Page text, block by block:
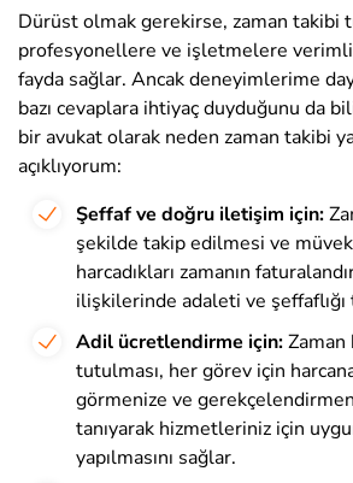
Dürüst olmak gerekirse, zaman takibi
profesyonellere ve işletmelere
fayda sağlar. Ancak deneyimlerime
bazı cevaplara ihtiyaç duyduğunu da
bir avukat olarak neden zaman takibi
açıklıyorum:
Şeffaf ve doğru iletişim için:
şekilde takip edilmesi ve
harcadıkları zamanın
ilişkilerinde adaleti ve
Adil ücretlendirme için:Zaman
tutulması, her görev için
görmenize ve
tanıyarak hizmetleriniz için
yapılmasını sağlar.